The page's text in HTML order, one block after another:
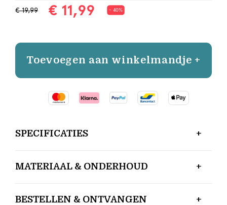
€ 19,99 € 11,99 - 40%
Toevoegen aan winkelmandje +
SPECIFICATIES
MATERIAAL & ONDERHOUD
BESTELLEN & ONTVANGEN